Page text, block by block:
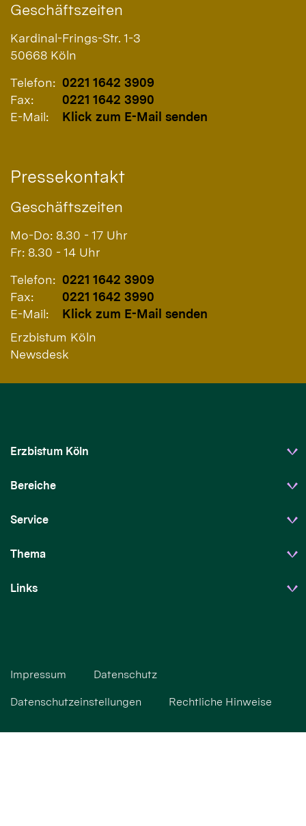
Geschäftszeiten
Kardinal-Frings-Str. 1-3
50668 Köln
Telefon: 0221 1642 3909
Fax:
0221 1642 3990
E-Mail:
Klick zum E-Mail senden
Pressekontakt
Geschäftszeiten
Mo-Do: 8.30 - 17 Uhr
Fr: 8.30 - 14 Uhr
Telefon: 0221 1642 3909
Fax:
0221 1642 3990
E-Mail:
Klick zum E-Mail senden
Erzbistum Köln
Newsdesk
Erzbistum Köln
Bereiche
Service
Thema
Links
Impressum Datenschutz
Datenschutzeinstellungen Rechtliche Hinweise